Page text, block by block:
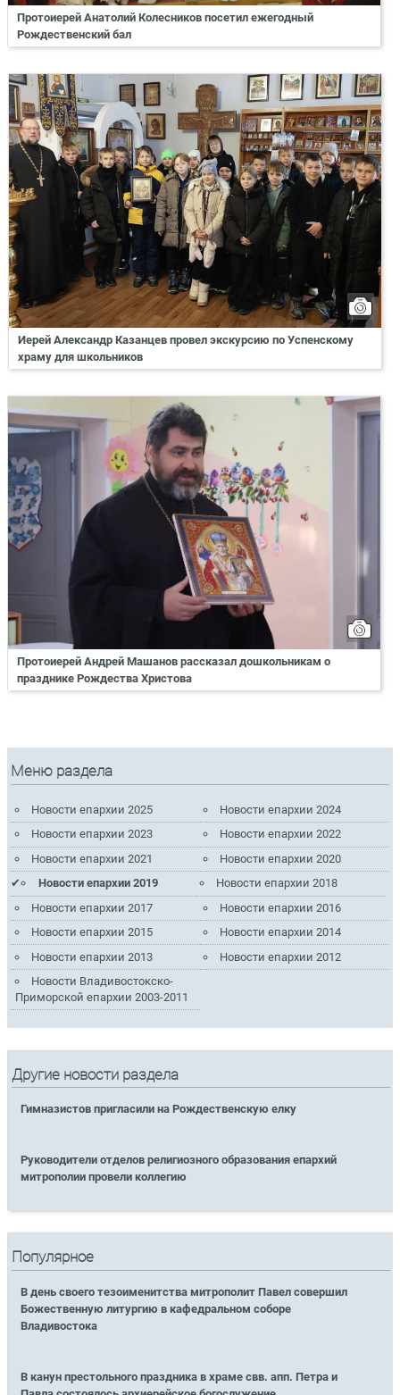
Протоиерей Анатолий Колесников посетил ежегодный
Рождественский бал
Иерей Александр Казанцев провел экскурсию по Успенскому
храму для школьников
Протоиерей Андрей Машанов рассказал дошкольникам о
празднике Рождества Христова
Меню раздела
Новости епархии 2025
Новости епархии 2024
Новости епархии 2023
Новости епархии 2022
Новости епархии 2021
Новости епархии 2020
Новости епархии 2019
Новости епархии 2018
Новости епархии 2017
Новости епархии 2016
Новости епархии 2015
Новости епархии 2014
Новости епархии 2013
Новости епархии 2012
Новости Владивостокско-
Приморской епархии 2003-2011
Другие новости раздела
Гимназистов пригласили на Рождественскую елку
Руководители отделов религиозного образования епархий
митрополии провели коллегию
Популярное
В день своего тезоименитства митрополит Павел совершил
Божественную литургию в кафедральном соборе
Владивостока
В канун престольного праздника в храме свв. апп. Петра и